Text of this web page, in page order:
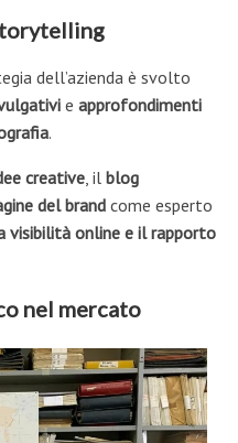
dell’azienda è svolto
e approfondimenti
.
creative , il blog
del brand come esperto
visibilità online e il rapporto
nel mercato